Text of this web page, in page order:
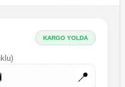
Pati Dünyası Cerrahi Forma
KARGO YOLDA
📍